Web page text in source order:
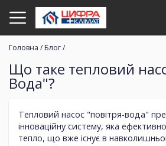
Головна / Блог/
Що таке тепловий
Вода"?
Тепловий насос "повітря-вода"
інноваційну систему, яка
тепло, що вже існує в